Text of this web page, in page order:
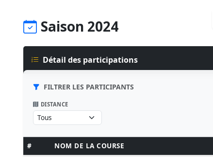
Saison 2024
Détail des participations
FILTRER LES PARTICIPANTS
DISTANCE
# NOM DE LA COURSE